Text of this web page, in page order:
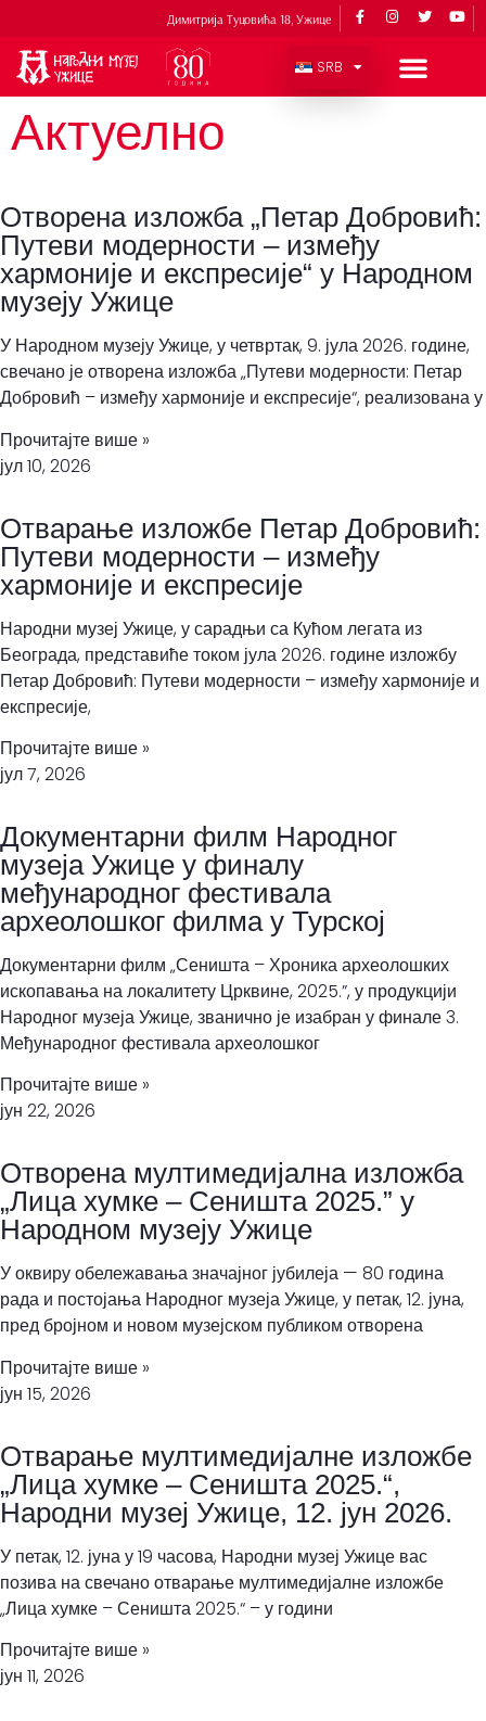
Димитрија Туцовића 18, Ужице
SRB
Актуелно
Отворена изложба „Петар Добровић:
Путеви модерности – између
хармоније и експресије“ у Народном
музеју Ужице
У Народном музеју Ужице, у четвртак, 9. јула 2026. године,
свечано је отворена изложба „Путеви модерности: Петар
Добровић – између хармоније и експресије“, реализована у
Прочитајте више »
јул 10, 2026
Отварање изложбе Петар Добровић:
Путеви модерности – између
хармоније и експресије
Народни музеј Ужице, у сарадњи са Кућом легата из
Београда, представиће током јула 2026. године изложбу
Петар Добровић: Путеви модерности – између хармоније и
експресије,
Прочитајте више »
јул 7, 2026
Документарни филм Народног
музеја Ужице у финалу
међународног фестивала
археолошког филма у Турској
Документарни филм „Сеништа – Хроника археолошких
ископавања на локалитету Црквине, 2025.”, у продукцији
Народног музеја Ужице, званично је изабран у финале 3.
Међународног фестивала археолошког
Прочитајте више »
јун 22, 2026
Отворена мултимедијална изложба
„Лица хумке – Сеништа 2025.” у
Народном музеју Ужице
У оквиру обележавања значајног јубилеја — 80 година
рада и постојања Народног музеја Ужице, у петак, 12. јуна,
пред бројном и новом музејском публиком отворена
Прочитајте више »
јун 15, 2026
Отварање мултимедијалне изложбе
„Лица хумке – Сеништa 2025.“,
Народни музеј Ужице, 12. јун 2026.
У петак, 12. јуна у 19 часова, Народни музеј Ужице вас
позива на свечано отварање мултимедијалне изложбе
„Лица хумке – Сеништа 2025.“ – у години
Прочитајте више »
јун 11, 2026